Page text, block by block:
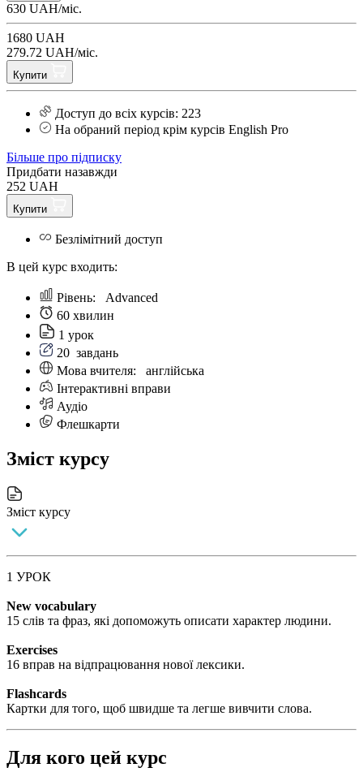
630 UAH/міс.
1680 UAH
279.72 UAH/міс.
Купити
Доступ до всіх курсів: 223
На обраний період крім курсів English Pro
Більше про підписку
Придбати назавжди
252 UAH
Купити
Безлімітний доступ
В цей курс входить:
Рівень: Аdvanced
60 хвилин
1 урок
20 завдань
Мова вчителя: англійська
Інтерактивні вправи
Аудіо
Флешкарти
Зміст курсу
Зміст курсу
1 УРОК
New vocabulary
15 слів та фраз, які допоможуть описати характер людини.
Exercises
16 вправ на відпрацювання нової лексики.
Flashcards
Картки для того, щоб швидше та легше вивчити слова.
Для кого цей курс